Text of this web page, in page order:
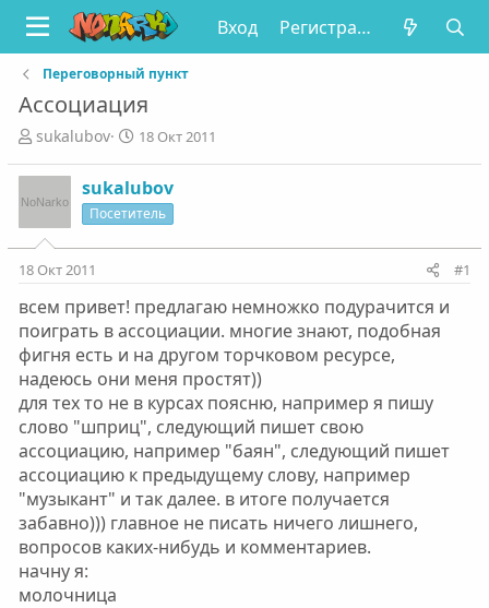
Вход Регистрация
Переговорный пункт
Ассоциация
А
т
о
т
м
ы
sukalubov
Д
т
а
н
л
18 Окт 2011
sukalubov
Посетитель
18 Окт 2011 #1
всем привет! предлагаю немножко подурачится и
поиграть в ассоциации. многие знают, подобная
фигня есть и на другом торчковом ресурсе,
надеюсь они меня простят))
для тех то не в курсах поясню, например я пишу
слово "шприц", следующий пишет свою
ассоциацию, например "баян", следующий пишет
ассоциацию к предыдущему слову, например
"музыкант" и так далее. в итоге получается
забавно))) главное не писать ничего лишнего,
вопросов каких-нибудь и комментариев.
начну я:
молочница